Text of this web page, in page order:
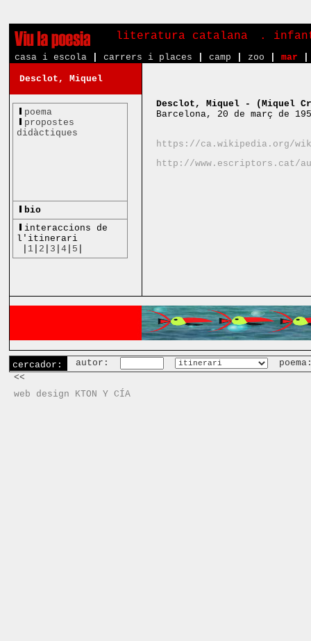
literatura catalana .
casa i escola carrers i places camp zoo mar
Desclot, Miquel
poema
propostes
didàctiques
bio
interaccions de
l'itinerari
1 2 3 |4 5
Desclot, Miquel - (Miquel
Barcelona, 20 de març de
https://ca.wikipedia.org/
http://www.escriptors.cat/
cercador: autor:
<<
web design KTON Y CÍA